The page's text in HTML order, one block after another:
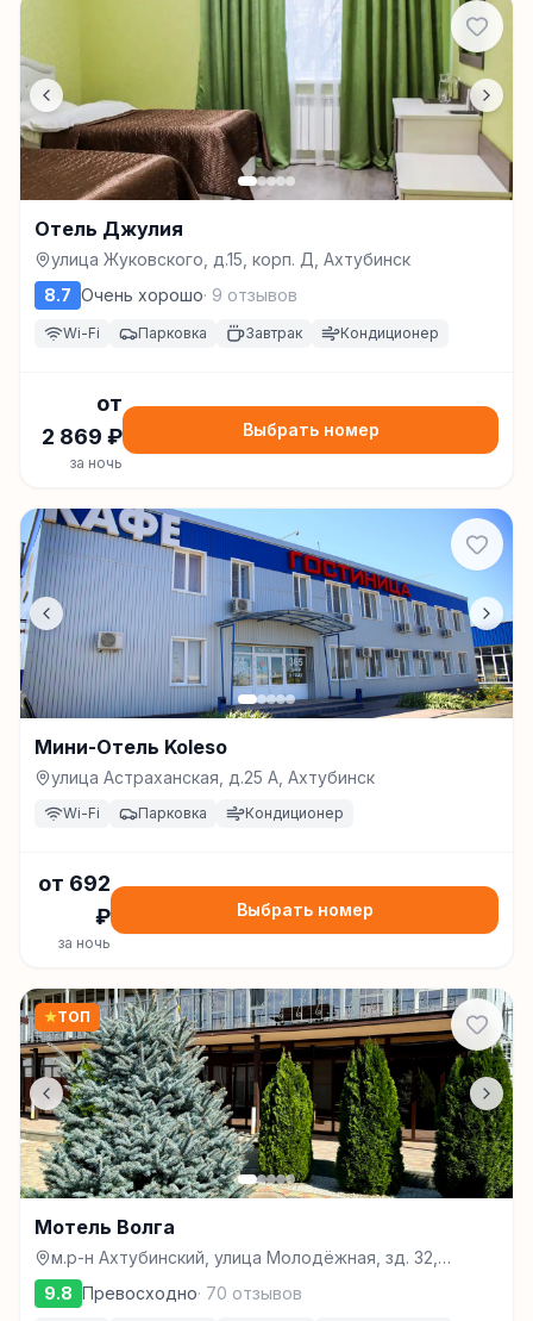
Отель Джулия
улица Жуковского, д.15, корп. Д, Ахтубинск
8.7 Очень хорошо· 9 отзывов
Wi-Fi Парковка Завтрак Кондиционер
от
2 869 ₽
за ночь
Выбрать номер
Мини-Отель Koleso
улица Астраханская, д.25 А, Ахтубинск
Wi-Fi Парковка Кондиционер
от 692
₽
за ночь
Выбрать номер
★ТОП
Мотель Волга
м.р-н Ахтубинский, улица Молодёжная, зд. 32,
Ахтубинск
9.8 Превосходно· 70 отзывов